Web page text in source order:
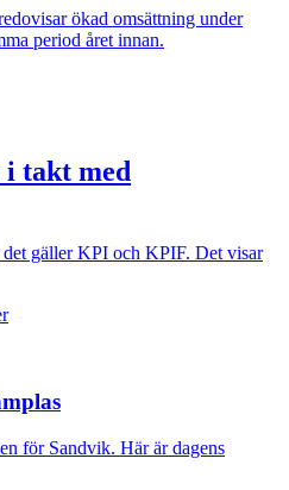
ökad omsättning under
period året innan.
takt med
gäller KPI och KPIF. Det visar
för Sandvik. Här är dagens